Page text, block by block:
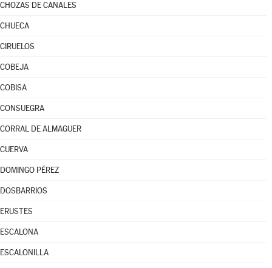
CHOZAS DE CANALES
CHUECA
CIRUELOS
COBEJA
COBISA
CONSUEGRA
CORRAL DE ALMAGUER
CUERVA
DOMINGO PÉREZ
DOSBARRIOS
ERUSTES
ESCALONA
ESCALONILLA